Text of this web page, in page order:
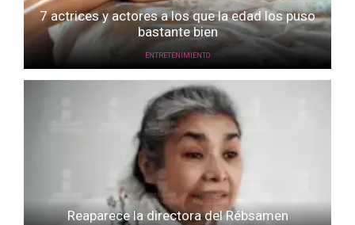
7 actrices y actores a los que la edad los puso
bastante bien
ENTRETENIMIENTO
Reaparece la directora del Rébsamen